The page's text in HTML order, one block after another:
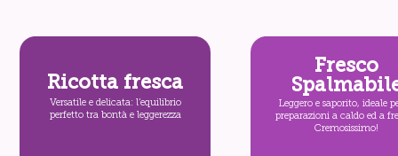
Ricotta fresca
Versatile e delicata: l’equilibrio
perfetto tra bontà e leggerezza
Fresco
Leggero e saporito, ideale
preparazioni a caldo ed a
Cremosissimo!